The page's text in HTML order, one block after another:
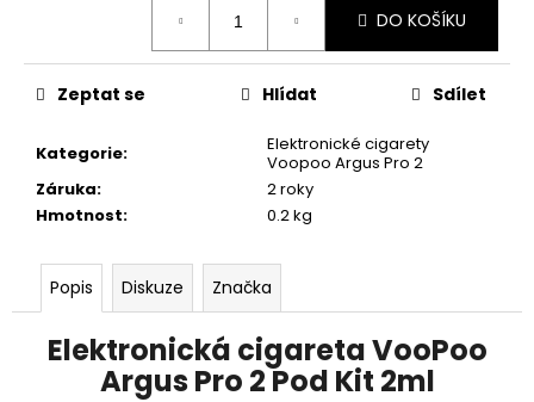
DO KOŠÍKU
Kategorie:
Elektronické cigarety
Voopoo Argus Pro 2
Záruka:
2 roky
Hmotnost: 0.2 kg
Zeptat se Hlídat Sdílet
Popis Diskuze Značka
Elektronická cigareta VooPoo
Argus Pro 2 Pod Kit 2ml
ELF
600
WATERMELON
(VODNÍ
MELOUN)
Kč